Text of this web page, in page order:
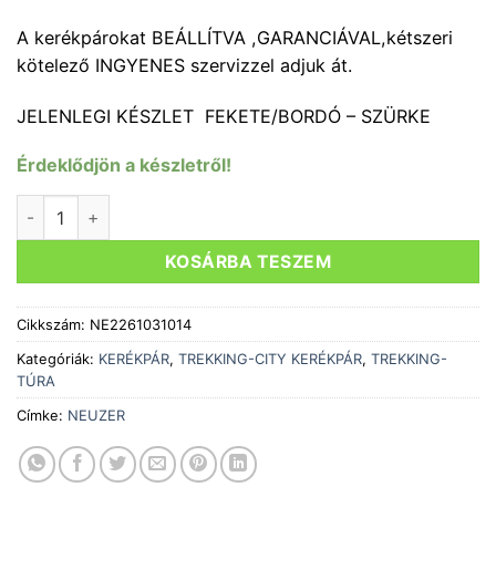
A kerékpárokat BEÁLLÍTVA ,GARANCIÁVAL,kétszeri
kötelező INGYENES szervizzel adjuk át.
JELENLEGI KÉSZLET FEKETE/BORDÓ – SZÜRKE
Érdeklődjön a készletről!
KOSÁRBA TESZEM
Cikkszám: NE2261031014
Kategóriák: KERÉKPÁR, TREKKING-CITY KERÉKPÁR, TREKKING-
TÚRA
Címke: NEUZER